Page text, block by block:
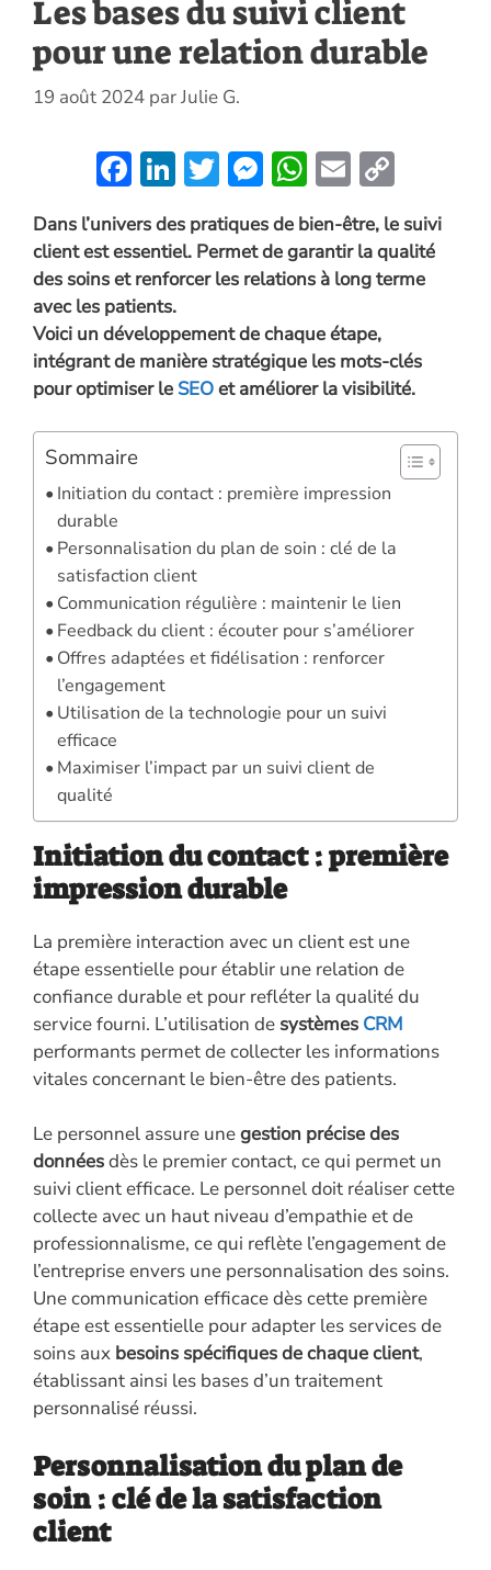
Les bases du suivi client
pour une relation durable
19 août 2024 parJulie G.
F
ac
e
b
o
o
k
Li
k
e
n
T
w
itt
er
M
es
se
n
er
W
at
s
p
p
E
ai
l
p
y
n
k
Dans l’univers des pratiques de bien-être, le suivi
client est essentiel. Permet de garantir la qualité
des soins et renforcer les relations à long terme
avec les patients.
Voici un développement de chaque étape,
intégrant de manière stratégique les mots-clés
pour optimiser le SEOet améliorer la visibilité.
Sommaire
Initiation du contact : première impression
durable
Personnalisation du plan de soin : clé de la
satisfaction client
Communication régulière : maintenir le lien
Feedback du client : écouter pour s’améliorer
Offres adaptées et fidélisation : renforcer
l’engagement
Utilisation de la technologie pour un suivi
efficace
Maximiser l’impact par un suivi client de
qualité
Initiation du contact : première
impression durable
La première interaction avec un client est une
étape essentielle pour établir une relation de
confiance durable et pour refléter la qualité du
service fourni. L’utilisation de systèmes CRM
performants permet de collecter les informations
vitales concernant le bien-être des patients.
Le personnel assure unegestion précise des
donnéesdès le premier contact, ce qui permet un
suivi client efficace. Le personnel doit réaliser cette
collecte avec un haut niveau d’empathie et de
professionnalisme, ce qui reflète l’engagement de
l’entreprise envers une personnalisation des soins.
Une communication efficace dès cette première
étape est essentielle pour adapter les services de
soins aux besoins spécifiques de chaque client,
établissant ainsi les bases d’un traitement
personnalisé réussi.
Personnalisation du plan de
soin : clé de la satisfaction
client